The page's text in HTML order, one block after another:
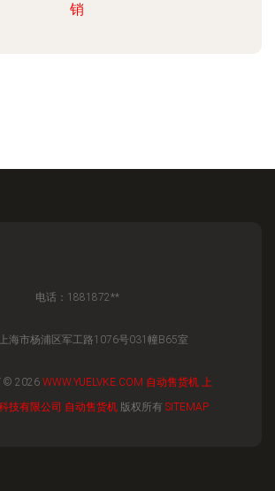
销
电话：1881872**
海市杨浦区军工路1076号031幢B65室
© 2026 WWW.YUELVKE.COM 自动售货机 上
技有限公司 自动售货机 版权所有 SITEMAP